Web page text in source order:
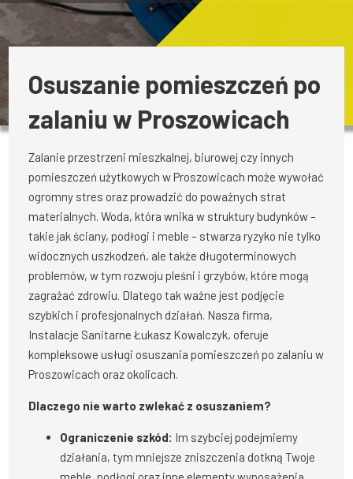
Osuszanie pomieszczeń po
zalaniu w Proszowicach
Zalanie przestrzeni mieszkalnej, biurowej czy innych
pomieszczeń użytkowych w Proszowicach może wywołać
ogromny stres oraz prowadzić do poważnych strat
materialnych. Woda, która wnika w struktury budynków –
takie jak ściany, podłogi i meble – stwarza ryzyko nie tylko
widocznych uszkodzeń, ale także długoterminowych
problemów, w tym rozwoju pleśni i grzybów, które mogą
zagrażać zdrowiu. Dlatego tak ważne jest podjęcie
szybkich i profesjonalnych działań. Nasza firma,
Instalacje Sanitarne Łukasz Kowalczyk, oferuje
kompleksowe usługi osuszania pomieszczeń po zalaniu w
Proszowicach oraz okolicach.
Dlaczego nie warto zwlekać z osuszaniem?
Ograniczenie szkód: Im szybciej podejmiemy
działania, tym mniejsze zniszczenia dotkną Twoje